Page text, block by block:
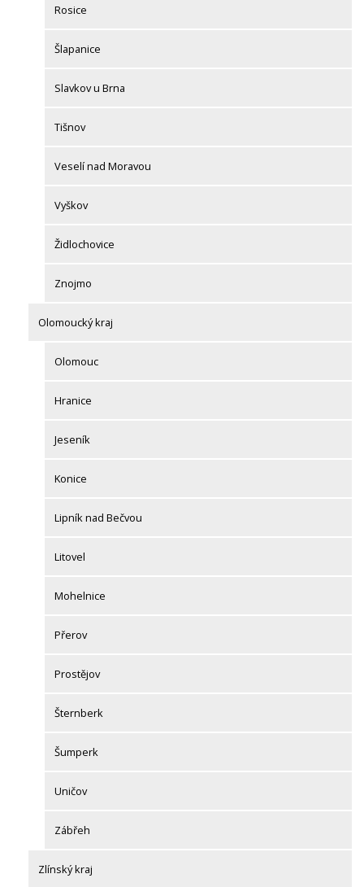
Rosice
Šlapanice
Slavkov u Brna
Tišnov
Veselí nad Moravou
Vyškov
Židlochovice
Znojmo
Olomoucký kraj
Olomouc
Hranice
Jeseník
Konice
Lipník nad Bečvou
Litovel
Mohelnice
Přerov
Prostějov
Šternberk
Šumperk
Uničov
Zábřeh
Zlínský kraj